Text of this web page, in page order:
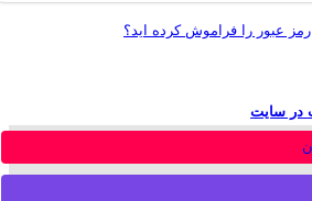
رمز عبور را فراموش کرده اید؟
در سایت